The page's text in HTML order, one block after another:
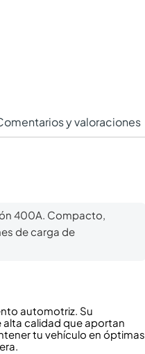
y valoraciones
400A. Compacto,
de carga de
automotriz. Su
calidad que aportan
tu vehículo en óptimas